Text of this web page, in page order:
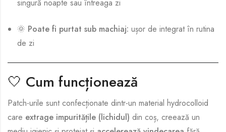
singură noapte sau întreaga zi
🌞 Poate fi purtat sub machiaj: ușor de integrat în rutina
de zi
🤍 Cum funcționează
Patch-urile sunt confecționate dintr-un material hydrocolloid
care extrage impuritățile (lichidul) din coș, creează un